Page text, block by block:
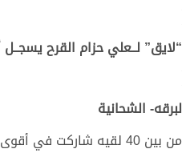
“لايق” لــعلي حزام القرح يسجــل
لبرقه- الشحانية
من بين 40 لقيه شاركت في